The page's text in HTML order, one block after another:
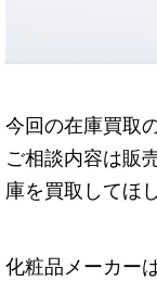
今回の在庫買取
ご相談内容は販
庫を買取してほ
化粧品メーカー